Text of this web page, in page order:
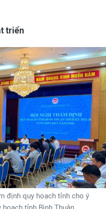
triển
định quy hoạch tỉnh cho ý